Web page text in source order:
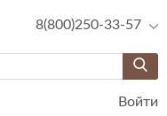
8(800)250-33-57
Войти